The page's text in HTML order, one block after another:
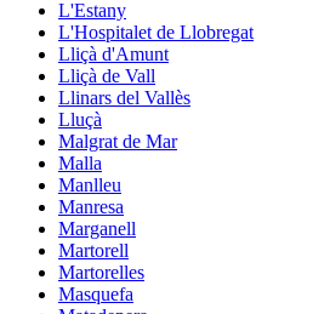
L'Estany
L'Hospitalet de Llobregat
Lliçà d'Amunt
Lliçà de Vall
Llinars del Vallès
Lluçà
Malgrat de Mar
Malla
Manlleu
Manresa
Marganell
Martorell
Martorelles
Masquefa